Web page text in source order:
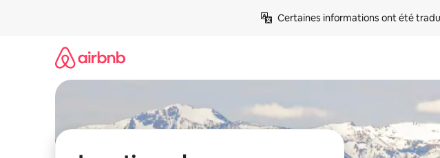
Certaines informations ont été